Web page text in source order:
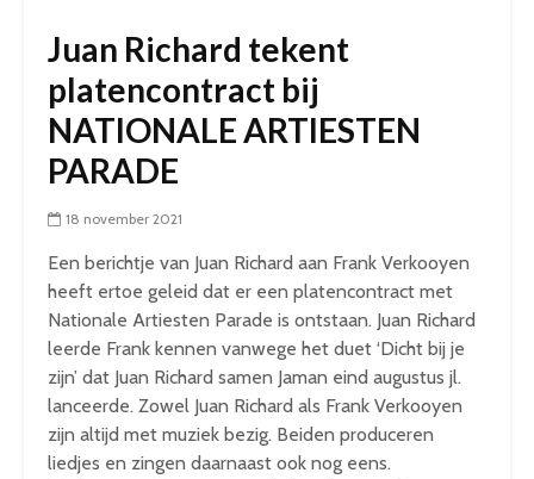
Juan Richard tekent
platencontract bij
NATIONALE ARTIESTEN
PARADE
18 november 2021
Een berichtje van Juan Richard aan Frank Verkooyen
heeft ertoe geleid dat er een platencontract met
Nationale Artiesten Parade is ontstaan. Juan Richard
leerde Frank kennen vanwege het duet ‘Dicht bij je
zijn’ dat Juan Richard samen Jaman eind augustus jl.
lanceerde. Zowel Juan Richard als Frank Verkooyen
zijn altijd met muziek bezig. Beiden produceren
liedjes en zingen daarnaast ook nog eens.